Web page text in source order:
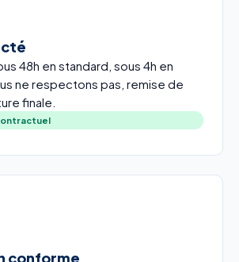
48h en standard, sous 4h en
ne respectons pas, remise de
finale.
conforme